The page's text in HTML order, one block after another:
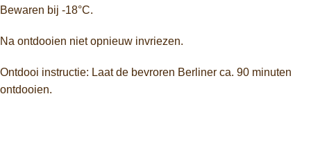
Bewaren bij -18°C.
Na ontdooien niet opnieuw invriezen.
Ontdooi instructie: Laat de bevroren Berliner ca. 90 minuten
ontdooien.